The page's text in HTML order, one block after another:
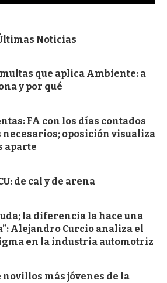
Noticias
que aplica Ambiente: a
y por qué
FA con los días contados
oposición visualiza
aparte
de cal y de arena
la diferencia la hace una
Alejandro Curcio analiza el
en la industria automotriz
novillos más jóvenes de la